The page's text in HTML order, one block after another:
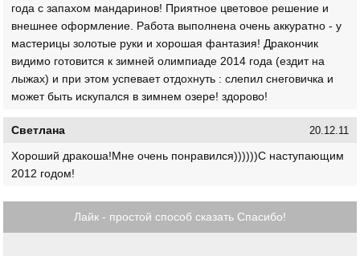
года с запахом мандаринов! Приятное цветовое решение и
внешнее оформление. Работа выполнена очень аккуратно - у
мастерицы золотые руки и хорошая фантазия! Дракончик
видимо готовится к зимней олимпиаде 2014 года (ездит на
лыжах) и при этом успевает отдохнуть : слепил снеговичка и
может быть искупался в зимнем озере! здорово!
Светлана 20.12.11
Хороший дракоша!Мне очень понравился))))))С наступающим
2012 годом!
Лайк - простой способ сказать Спасибо!